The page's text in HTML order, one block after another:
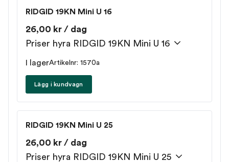
RIDGID 19KN Mini U 16
26,00 kr / dag
Priser hyra RIDGID 19KN Mini U 16
I lagerArtikelnr: 1570a
Lägg i kundvagn
RIDGID 19KN Mini U 25
26,00 kr / dag
Priser hyra RIDGID 19KN Mini U 25